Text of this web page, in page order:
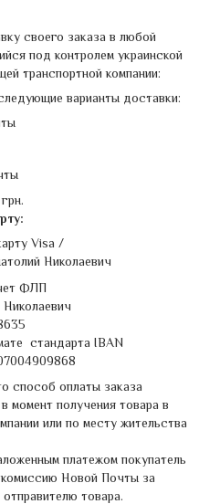
своего заказа в любой
под контролем украинской
транспортной компании:
варианты доставки:
Visa /
Николаевич
ФЛП
стандарта IBAN
способ оплаты заказа
момент получения товара в
или по месту жительства
платежом покупатель
комиссию Новой Почты за
товара.